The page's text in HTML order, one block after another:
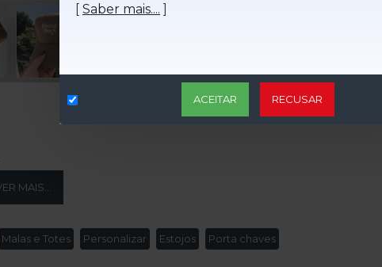
[ Saber mais.... ]
ACEITAR RECUSAR
Malas e Totes Personalizar Estojos Porta chaves